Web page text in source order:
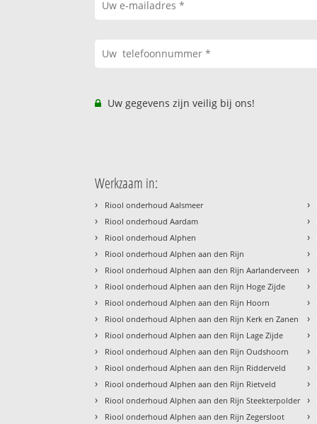
Uw gegevens zijn veilig bij ons!
Werkzaam in:
› Riool onderhoud Aalsmeer
› Riool onderhoud Aardam
› Riool onderhoud Alphen
› Riool onderhoud Alphen aan den Rijn
› Riool onderhoud Alphen aan den Rijn Aarlanderveen
› Riool onderhoud Alphen aan den Rijn Hoge Zijde
› Riool onderhoud Alphen aan den Rijn Hoorn
› Riool onderhoud Alphen aan den Rijn Kerk en Zanen
› Riool onderhoud Alphen aan den Rijn Lage Zijde
› Riool onderhoud Alphen aan den Rijn Oudshoorn
› Riool onderhoud Alphen aan den Rijn Ridderveld
› Riool onderhoud Alphen aan den Rijn Rietveld
› Riool onderhoud Alphen aan den Rijn Steekterpolder
› Riool onderhoud Alphen aan den Rijn Zegersloot
›
›
›
›
›
›
›
›
›
›
›
›
›
›